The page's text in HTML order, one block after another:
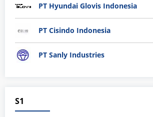
PT Hyundai Glovis Indonesia
PT Cisindo Indonesia
PT Sanly Industries
S1